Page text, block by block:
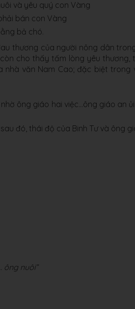
và yêu quý con Vàng
bán con Vàng
bả chó.
thương của người nông dân
cho thấy tấm lòng yêu thương,
văn Nam Cao; đặc biệt trong
ông giáo hai việc…ông giáo an
đó, thái độ của Binh Tư và ông
ông nuôi”